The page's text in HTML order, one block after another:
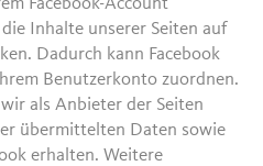
Inhalte unserer Seiten auf
Dadurch kann Facebook
Benutzerkonto zuordnen.
als Anbieter der Seiten
übermittelten Daten sowie
erhalten. Weitere